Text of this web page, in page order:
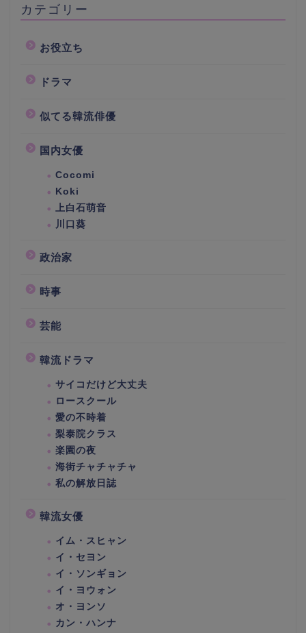
カテゴリー
お役立ち
ドラマ
似てる韓流俳優
国内女優
Cocomi
Koki
上白石萌音
川口葵
政治家
時事
芸能
韓流ドラマ
サイコだけど大丈夫
ロースクール
愛の不時着
梨泰院クラス
楽園の夜
海街チャチャチャ
私の解放日誌
韓流女優
イム・スヒャン
イ・セヨン
イ・ソンギョン
イ・ヨウォン
オ・ヨンソ
カン・ハンナ